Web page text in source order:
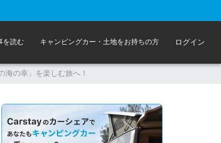
を読む キャンピングカー・土地をお持ちの方 ログイン
海の幸」を楽しむ旅へ！